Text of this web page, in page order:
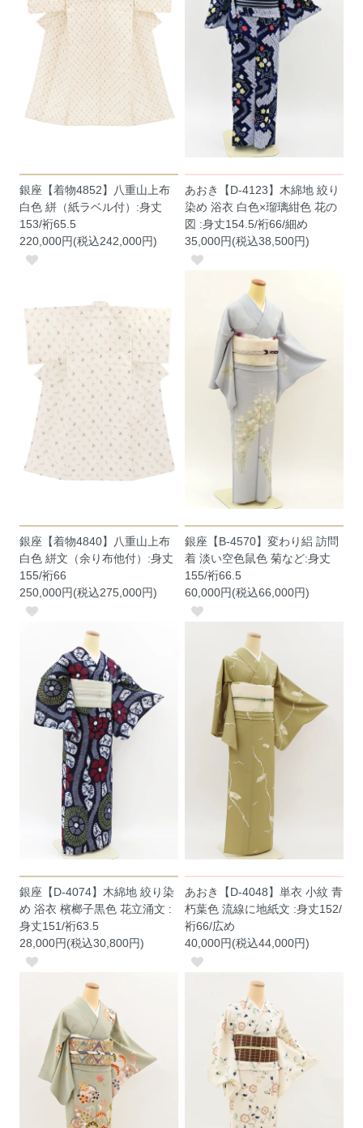
銀座【着物4852】八重山上布
白色 絣（紙ラベル付）:身丈
153/裄65.5
220,000円(税込242,000円)
あおき【D-4123】木綿地 絞り
染め 浴衣 白色×瑠璃紺色 花の
図 :身丈154.5/裄66/細め
35,000円(税込38,500円)
銀座【着物4840】八重山上布
白色 絣文（余り布他付）:身丈
155/裄66
250,000円(税込275,000円)
銀座【B-4570】変わり絽 訪問
着 淡い空色鼠色 菊など:身丈
155/裄66.5
60,000円(税込66,000円)
銀座【D-4074】木綿地 絞り染
め 浴衣 檳榔子黒色 花立涌文 :
身丈151/裄63.5
28,000円(税込30,800円)
あおき【D-4048】単衣 小紋 青
朽葉色 流線に地紙文 :身丈152/
裄66/広め
40,000円(税込44,000円)